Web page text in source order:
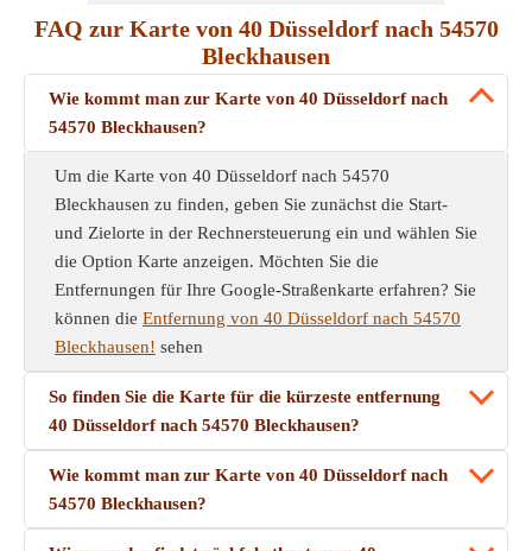
FAQ zur Karte von 40 Düsseldorf nach 54570
Bleckhausen
Wie kommt man zur Karte von 40 Düsseldorf nach
54570 Bleckhausen?
Um die Karte von 40 Düsseldorf nach 54570
Bleckhausen zu finden, geben Sie zunächst die Start-
und Zielorte in der Rechnersteuerung ein und wählen Sie
die Option Karte anzeigen. Möchten Sie die
Entfernungen für Ihre Google-Straßenkarte erfahren? Sie
können die Entfernung von 40 Düsseldorf nach 54570
Bleckhausen! sehen
So finden Sie die Karte für die kürzeste entfernung
40 Düsseldorf nach 54570 Bleckhausen?
Wie kommt man zur Karte von 40 Düsseldorf nach
54570 Bleckhausen?